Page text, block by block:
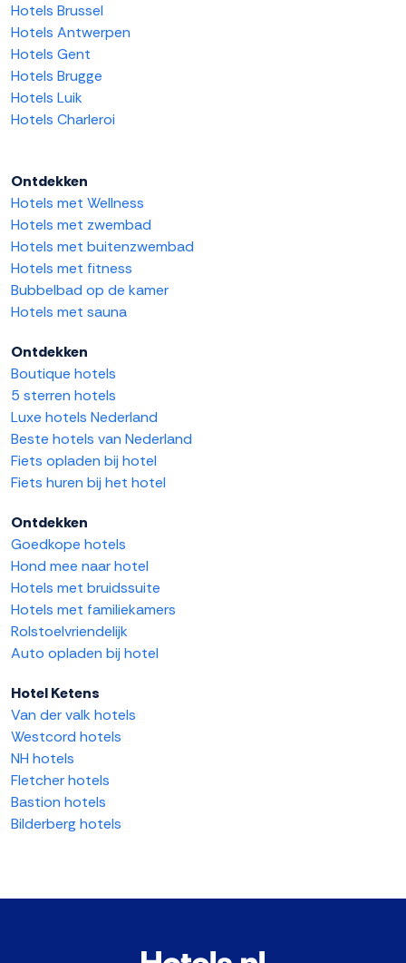
Hotels Brussel
Hotels Antwerpen
Hotels Gent
Hotels Brugge
Hotels Luik
Hotels Charleroi
Ontdekken
Hotels met Wellness
Hotels met zwembad
Hotels met buitenzwembad
Hotels met fitness
Bubbelbad op de kamer
Hotels met sauna
Ontdekken
Boutique hotels
5 sterren hotels
Luxe hotels Nederland
Beste hotels van Nederland
Fiets opladen bij hotel
Fiets huren bij het hotel
Ontdekken
Goedkope hotels
Hond mee naar hotel
Hotels met bruidssuite
Hotels met familiekamers
Rolstoelvriendelijk
Auto opladen bij hotel
Hotel Ketens
Van der valk hotels
Westcord hotels
NH hotels
Fletcher hotels
Bastion hotels
Bilderberg hotels